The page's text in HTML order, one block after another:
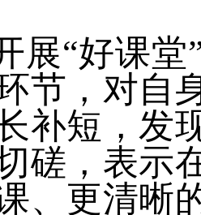
展“好课
节，对自
补短，发
磋，表示
、更清晰